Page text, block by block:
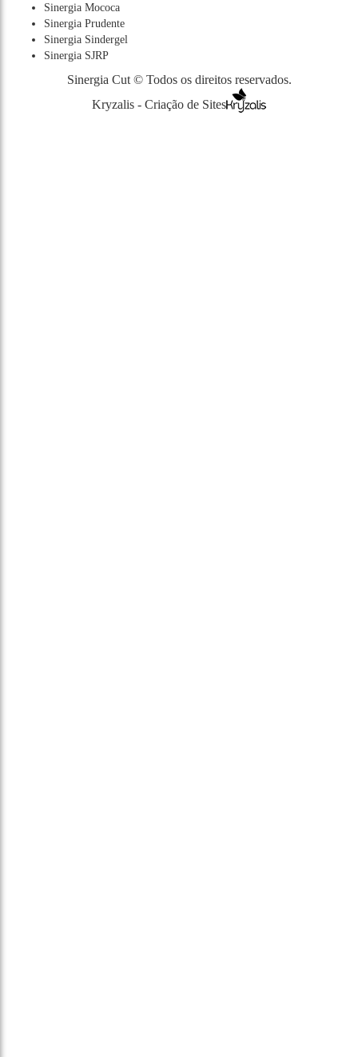
Sinergia Mococa
Sinergia Prudente
Sinergia Sindergel
Sinergia SJRP
Sinergia Cut © Todos os direitos reservados.
Kryzalis - Criação de Sites